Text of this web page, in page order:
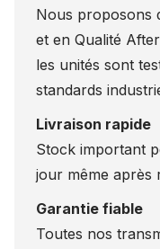
Nous proposons
et en Qualité
les unités sont
standards
Livraison rapide
Stock important
jour même après
Garantie fiable
Toutes nos